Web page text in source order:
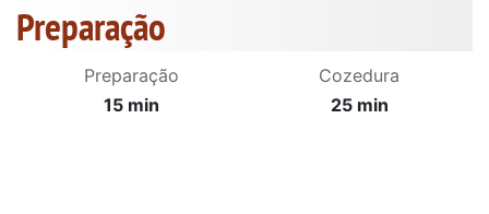
Preparação
Preparação
15 min
Cozedura
25 min